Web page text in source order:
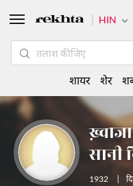
सानी
1932
HIN
शायर शेर